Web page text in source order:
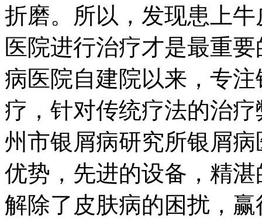
折磨。所以，发现患上
医院进行治疗才是最重
病医院自建院以来，专
疗，针对传统疗法的治
州市银屑病研究所银屑
优势，先进的设备，精
解除了皮肤病的困扰，